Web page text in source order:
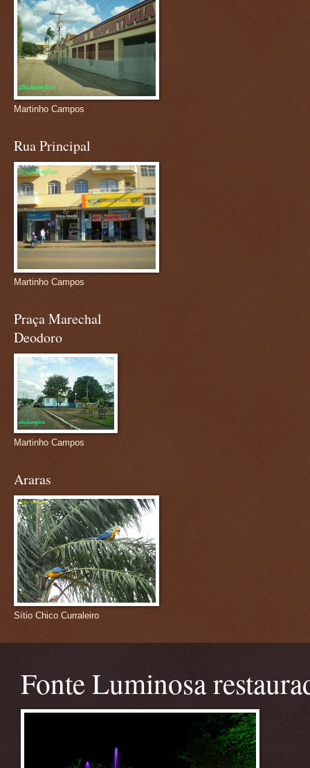
Martinho Campos
Rua Principal
Martinho Campos
Praça Marechal
Deodoro
Martinho Campos
Araras
Sítio Chico Curraleiro
Fonte Luminosa